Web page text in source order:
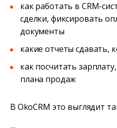
как работать в CRM-
сделки, фиксировать
документы
какие отчеты сдавать,
как посчитать
плана продаж
В OkoCRM это выглядит